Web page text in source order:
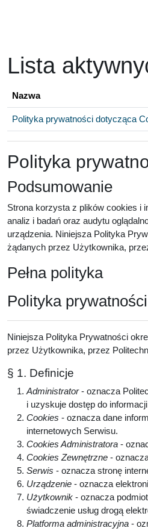
Lista
Nazwa
Polityka prywatności dotycząca
Polityka
Podsumowanie
Strona korzysta z plików cookies i
analiz i badań oraz audytu
urządzenia. Niniejsza Polityka
żądanych przez Użytkownika,
Pełna polityka
Polityka prywatności
Niniejsza Polityka Prywatności
przez Użytkownika, przez
§ 1. Definicje
Administrator- oznacza
i uzyskuje dostęp do
Cookies - oznacza dane
internetowych Serwisu.
Cookies Administratora -
Cookies Zewnętrzne -
Serwis - oznacza stronę
Urządzenie - oznacza
Użytkownik - oznacza
świadczenie usług drogą
Platforma administracyjna -